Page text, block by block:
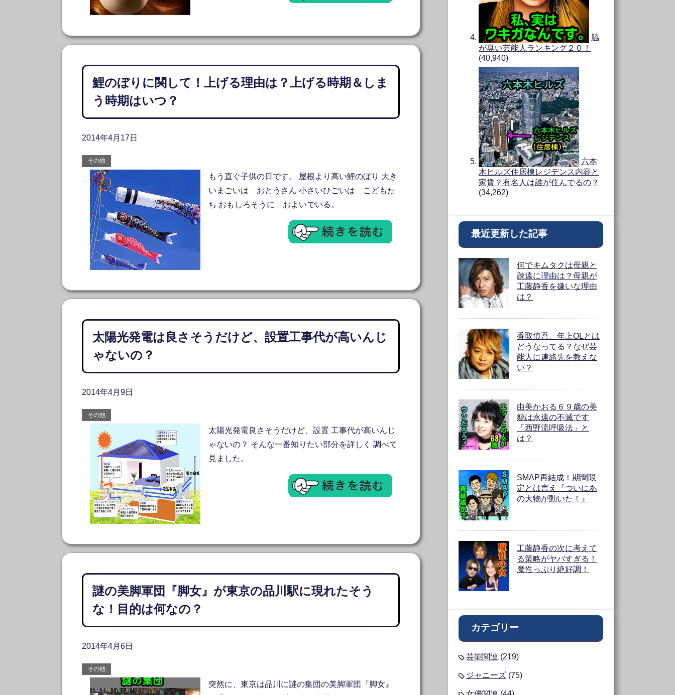
鯉のぼりに関して！上げる理由は？上げる時期＆しま
う時期はいつ？
2014年4月17日
その他
もう直ぐ子供の日です。 屋根より高い鯉のぼり 大き
いまごいは おとうさん 小さいひごいは こどもた
ち おもしろそうに およいでいる。
太陽光発電は良さそうだけど、設置工事代が高いんじ
ゃないの？
2014年4月9日
その他
太陽光発電良さそうだけど、設置 工事代が高いんじ
ゃないの？ そんな一番知りたい部分を詳しく 調べて
見ました。
謎の美脚軍団『脚女』が東京の品川駅に現れたそう
な！目的は何なの？
2014年4月6日
その他
突然に、東京は品川に謎の集団の美脚軍団『脚女』
脇
が臭い芸能人ランキング２０！
(40,940)
六本
木ヒルズ住居棟レジデンス内容と
家賃？有名人は誰が住んでるの？
(34,262)
最近更新した記事
何でキムタクは母親と
疎遠に理由は？母親が
工藤静香を嫌いな理由
は？
香取慎吾、年上OLとは
どうなってる？なぜ芸
能人に連絡先を教えな
い？
由美かおる６９歳の美
貌は永遠の不滅です
「西野流呼吸法」と
は？
SMAP再結成！期間限
定とは言え『ついにあ
の大物が動いた！』
工藤静香の次に考えて
る策略がヤバすぎる！
魔性っぷり絶好調！
カテゴリー
芸能関連 (219)
ジャニーズ (75)